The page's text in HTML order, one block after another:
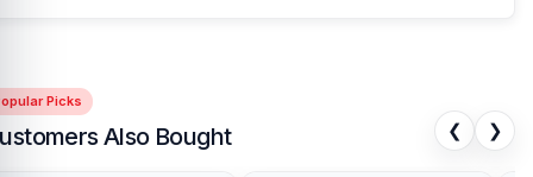
Picks
Also Bought ❮ ❯